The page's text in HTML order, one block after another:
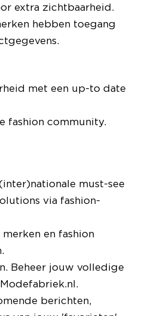
extra zichtbaarheid.
hebben toegang
met een up-to date
fashion community.
must-see
via fashion-
en fashion
Beheer jouw volledige
berichten,